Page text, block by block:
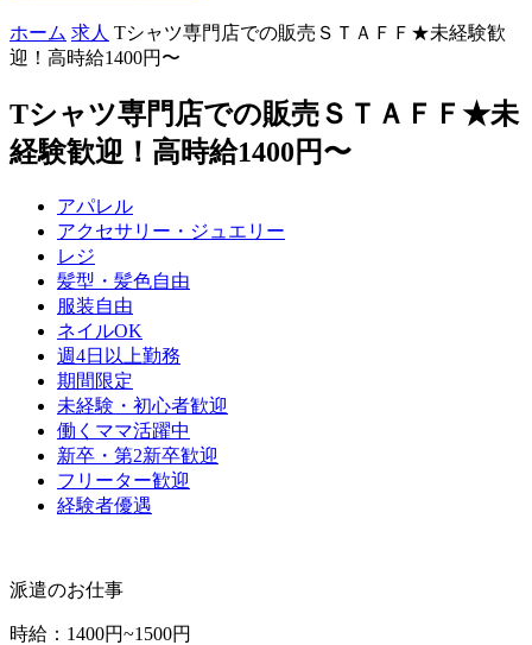
ホーム 求人 Tシャツ専門店での販売ＳＴＡＦＦ★未経験歓
迎！高時給1400円〜
Tシャツ専門店での販売ＳＴＡＦＦ★未
経験歓迎！高時給1400円〜
アパレル
アクセサリー・ジュエリー
レジ
髪型・髪色自由
服装自由
ネイルOK
週4日以上勤務
期間限定
未経験・初心者歓迎
働くママ活躍中
新卒・第2新卒歓迎
フリーター歓迎
経験者優遇
派遣のお仕事
時給 ： 1400円~1500円